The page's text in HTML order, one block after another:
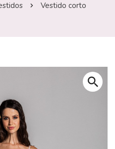
Vestido corto